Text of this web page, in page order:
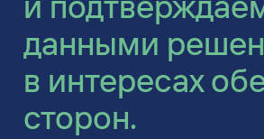
данными
в интересах
сторон.